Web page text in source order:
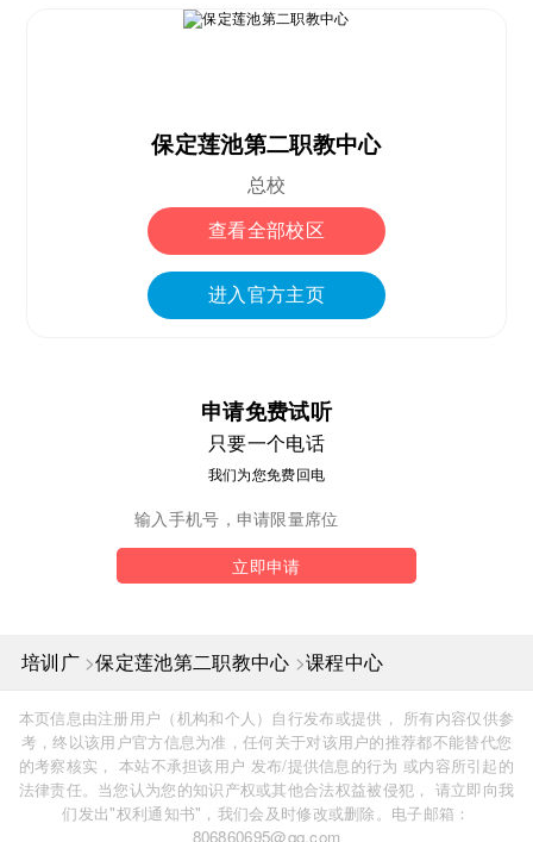
保定莲池第二职教中心
总校
查看全部校区
进入官方主页
申请免费试听
只要一个电话
我们为您免费回电
立即申请
培训广 >保定莲池第二职教中心 >课程中心
本页信息由注册用户（机构和个人）自行发布或提供， 所有内容仅供参
考，终以该用户官方信息为准，任何关于对该用户的推荐都不能替代您
的考察核实， 本站不承担该用户 发布/提供信息的行为 或内容所引起的
法律责任。当您认为您的知识产权或其他合法权益被侵犯， 请立即向我
们发出"权利通知书"，我们会及时修改或删除。电子邮箱：
806860695@qq.com